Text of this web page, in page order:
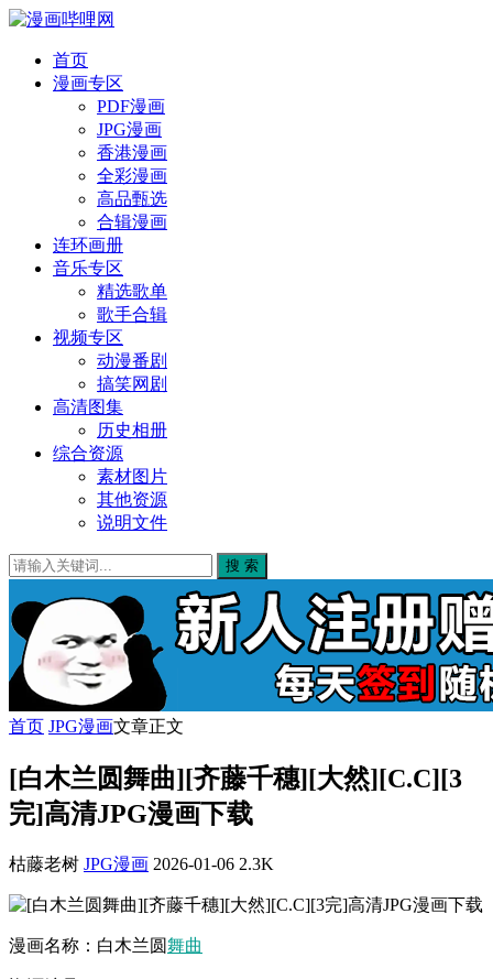
首页
漫画专区
PDF漫画
JPG漫画
香港漫画
全彩漫画
高品甄选
合辑漫画
连环画册
音乐专区
精选歌单
歌手合辑
视频专区
动漫番剧
搞笑网剧
高清图集
历史相册
综合资源
素材图片
其他资源
说明文件
搜 索
首页 JPG漫画文章正文
[白木兰圆舞曲][齐藤千穗][大然][C.C][3
完]高清JPG漫画下载
枯藤老树 JPG漫画 2026-01-06 2.3K
漫画名称：白木兰圆舞曲